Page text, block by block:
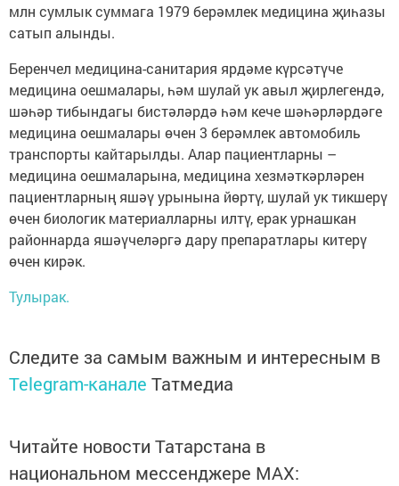
млн сумлык суммага 1979 берәмлек медицина җиһазы
сатып алынды.
Беренчел медицина-санитария ярдәме күрсәтүче
медицина оешмалары, һәм шулай ук авыл җирлегендә,
шәһәр тибындагы бистәләрдә һәм кече шәһәрләрдәге
медицина оешмалары өчен 3 берәмлек автомобиль
транспорты кайтарылды. Алар пациентларны –
медицина оешмаларына, медицина хезмәткәрләрен
пациентларның яшәү урынына йөртү, шулай ук тикшерү
өчен биологик материалларны илтү, ерак урнашкан
районнарда яшәүчеләргә дару препаратлары китерү
өчен кирәк.
Тулырак.
Следите за самым важным и интересным в
Telegram-канале Татмедиа
Читайте новости Татарстана в
национальном мессенджере MАХ: